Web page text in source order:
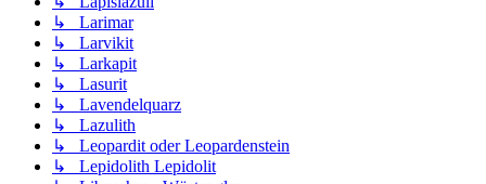
↳ Larimar
↳ Larvikit
↳ Larkapit
↳ Lasurit
↳ Lavendelquarz
↳ Lazulith
↳ Leopardit oder Leopardenstein
↳ Lepidolith Lepidolit